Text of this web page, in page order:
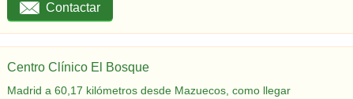
Contactar
Centro Clínico El Bosque
Madrid a 60,17 kilómetros desde Mazuecos, como llegar